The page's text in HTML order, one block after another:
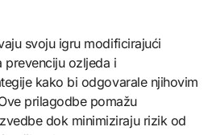
svoju igru modificirajući
prevenciju ozljeda i
kako bi odgovarale njihovim
prilagodbe pomažu
dok minimiziraju rizik od